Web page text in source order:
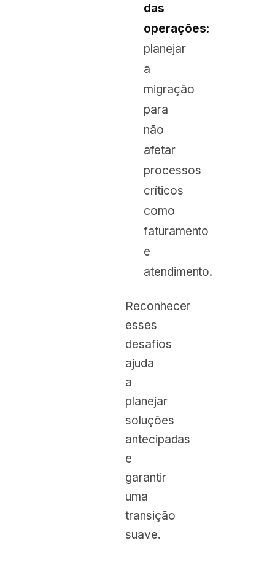
das
operações:
planejar
a
migração
para
não
afetar
processos
críticos
como
faturamento
e
atendimento.
Reconhecer
esses
desafios
ajuda
a
planejar
soluções
antecipadas
e
garantir
uma
transição
suave.